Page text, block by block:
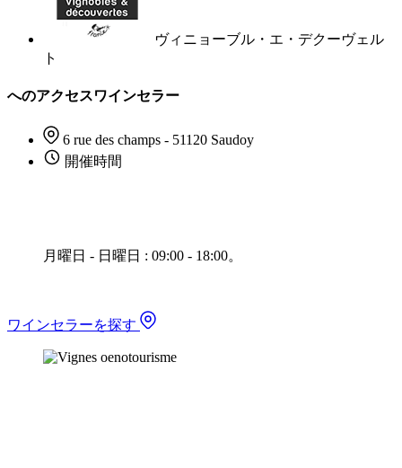
ヴィニョーブル・エ・デクーヴェル
ト
へのアクセスワインセラー
6 rue des champs - 51120 Saudoy
開催時間
月曜日 - 日曜日 : 09:00 - 18:00。
ワインセラーを探す